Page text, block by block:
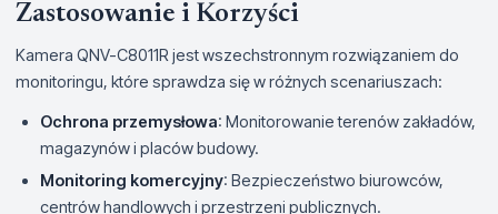
Zastosowanie i Korzyści
Kamera QNV-C8011R jest wszechstronnym rozwiązaniem do
monitoringu, które sprawdza się w różnych scenariuszach:
Ochrona przemysłowa: Monitorowanie terenów zakładów,
magazynów i placów budowy.
Monitoring komercyjny: Bezpieczeństwo biurowców,
centrów handlowych i przestrzeni publicznych.